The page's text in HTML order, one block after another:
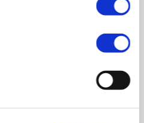
darmziektes zoals de ziekte
en microscopische colitis.
men ook wel
(IBD). Crohn & Colitis NL zet
van mensen met